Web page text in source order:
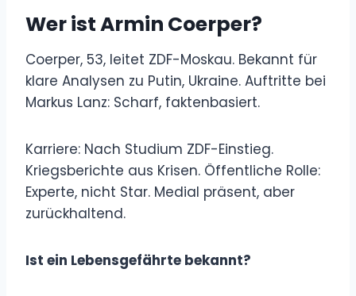
Wer ist Armin Coerper?
Coerper, 53, leitet ZDF-Moskau. Bekannt für
klare Analysen zu Putin, Ukraine. Auftritte bei
Markus Lanz: Scharf, faktenbasiert.
Karriere: Nach Studium ZDF-Einstieg.
Kriegsberichte aus Krisen. Öffentliche Rolle:
Experte, nicht Star. Medial präsent, aber
zurückhaltend.
Ist ein Lebensgefährte bekannt?